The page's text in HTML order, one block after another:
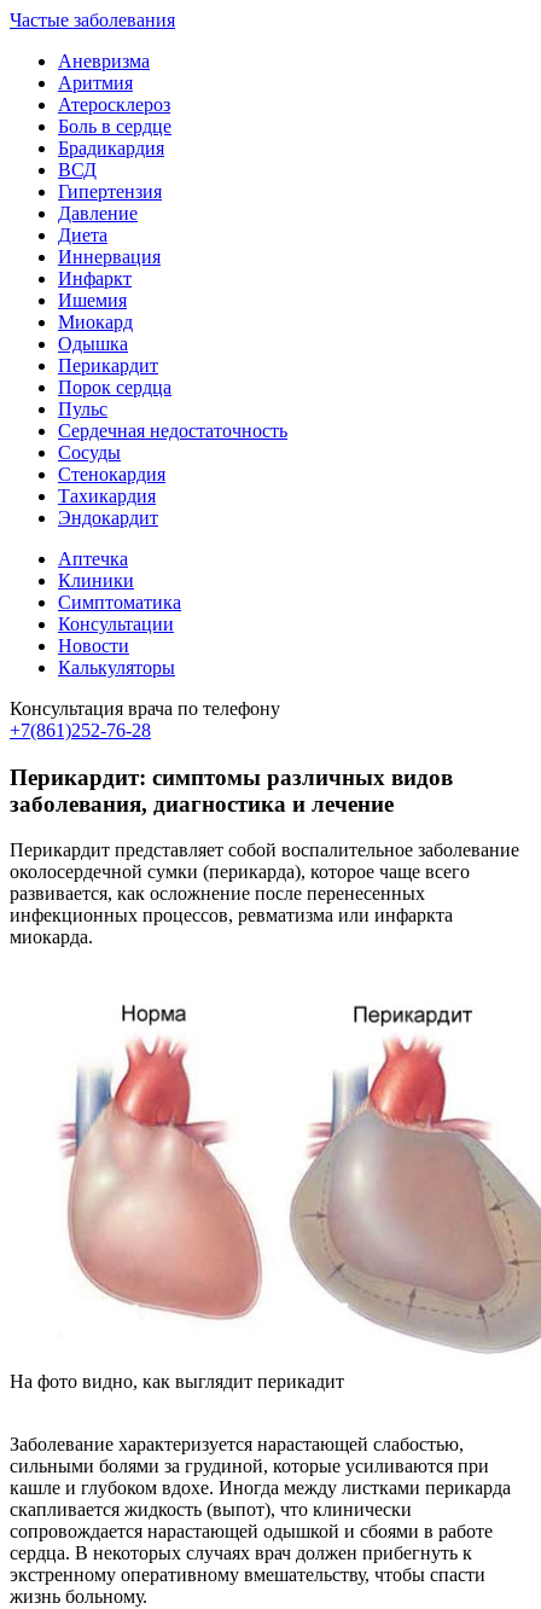
Частые заболевания
Аневризма
Аритмия
Атеросклероз
Боль в сердце
Брадикардия
ВСД
Гипертензия
Давление
Диета
Иннервация
Инфаркт
Ишемия
Миокард
Одышка
Перикардит
Порок сердца
Пульс
Сердечная недостаточность
Сосуды
Стенокардия
Тахикардия
Эндокардит
Аптечка
Клиники
Симптоматика
Консультации
Новости
Калькуляторы
Консультация врача по телефону
+7(861)252-76-28
Перикардит: симптомы различных видов
заболевания, диагностика и лечение
Перикардит представляет собой воспалительное заболевание
околосердечной сумки (перикарда), которое чаще всего
развивается, как осложнение после перенесенных
инфекционных процессов, ревматизма или инфаркта
миокарда.
На фото видно, как выглядит перикадит
Заболевание характеризуется нарастающей слабостью,
сильными болями за грудиной, которые усиливаются при
кашле и глубоком вдохе. Иногда между листками перикарда
скапливается жидкость (выпот), что клинически
сопровождается нарастающей одышкой и сбоями в работе
сердца. В некоторых случаях врач должен прибегнуть к
экстренному оперативному вмешательству, чтобы спасти
жизнь больному.